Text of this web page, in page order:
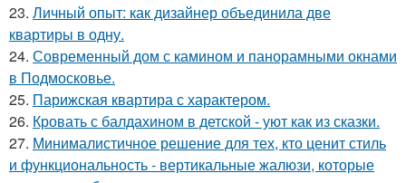
23. Личный опыт: как дизайнер объединила две
квартиры в одну.
24. Современный дом с камином и панорамными окнами
в Подмосковье.
25. Парижская квартира с характером.
26. Кровать с балдахином в детской - уют как из сказки.
27. Минималистичное решение для тех, кто ценит стиль
и функциональность - вертикальные жалюзи, которые